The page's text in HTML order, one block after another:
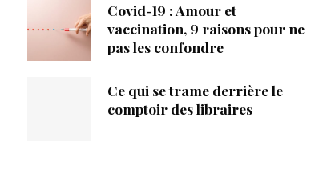
Covid-19 : Amour et
vaccination, 9 raisons pour ne
pas les confondre
Ce qui se trame derrière le
comptoir des libraires